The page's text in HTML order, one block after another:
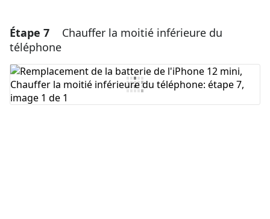
Ajouter un commentaire
Ajouter un commentaire
Étape 7
Chauffer la moitié inférieure du
téléphone